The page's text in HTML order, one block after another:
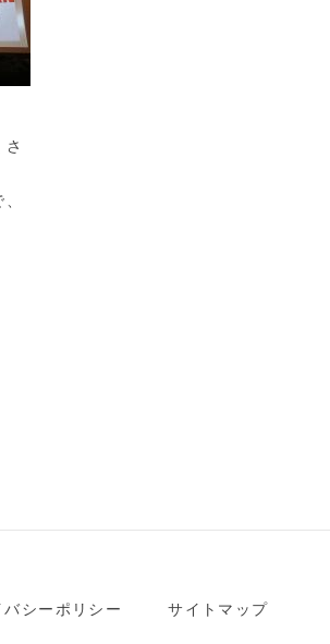
バシーポリシー
サイトマップ